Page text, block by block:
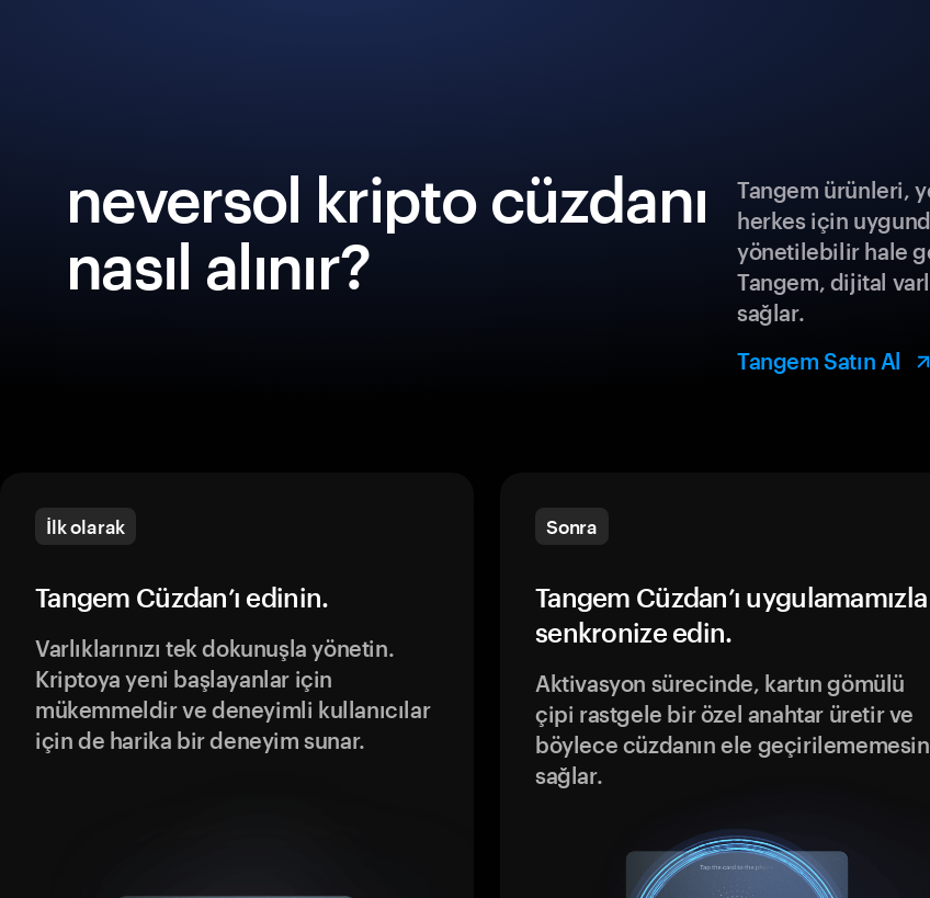
neversol kripto cüzdanı
nasıl alınır?
Tangem ürünleri,
herkes için
yönetilebilir hale
Tangem, dijital
sağlar.
Tangem Satın Al
İlk olarak
Tangem Cüzdan’ı edinin.
Varlıklarınızı tek dokunuşla yönetin.
Kriptoya yeni başlayanlar için
mükemmeldir ve deneyimli kullanıcılar
için de harika bir deneyim sunar.
Sonra
Tangem Cüzdan’ı uygulamamızla
senkronize edin.
Aktivasyon sürecinde, kartın gömülü
çipi rastgele bir özel anahtar üretir ve
böylece cüzdanın ele
sağlar.